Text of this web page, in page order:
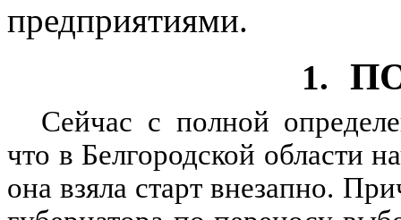
предприятиями.
1.
Сейчас с полной
что в Белгородской области
она взяла старт внезапно.